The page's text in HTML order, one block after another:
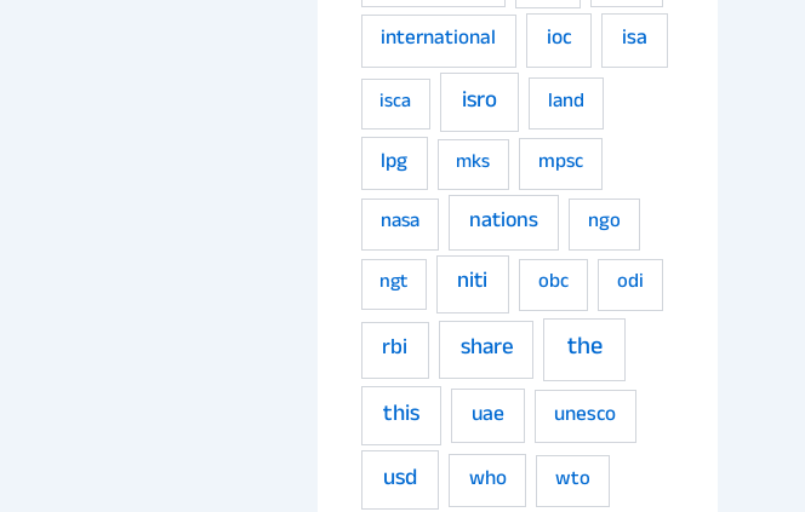
international
ioc isa
isca isro
land
lpg
mks
mpsc
nasa
nations ngo
ngt niti obc odi
rbi share the
this uae unesco
usd who wto